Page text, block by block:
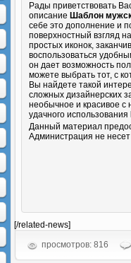
Рады приветствовать
описание Шаблон
себе это дополнение и
поверхностный взгляд
простых иконок,
воспользоваться
он дает возможность
можете выбрать тот, с
Вы найдете такой
сложных дизайнерских
необычное и красивое
удачного использования
Данный материал
Администрация не
[/related-news]
просмотров: 816